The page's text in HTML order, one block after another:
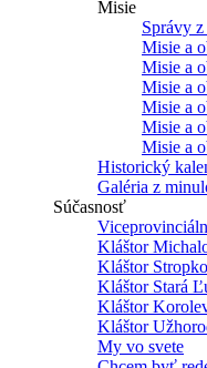
Misie
Správy
Misie a
Misie a
Misie a
Misie a
Misie a
Misie a
Historický
Galéria z
Súčasnosť
Kláštor
Kláštor
Kláštor Stará
Kláštor
Kláštor
My vo svete